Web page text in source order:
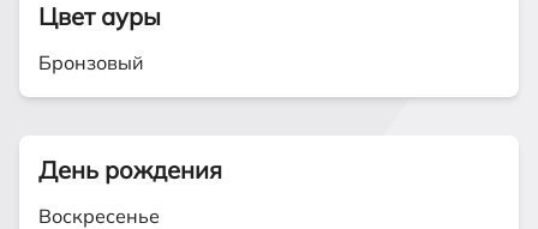
Цвет ауры
Бронзовый
День рождения
Воскресенье